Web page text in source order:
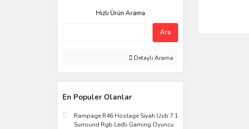
Hızlı Ürün Arama
Ara
Detaylı Arama
En Populer Olanlar
Rampage R46 Hostage Siyah Usb 7.1
Surround Rgb Ledli Gaming Oyuncu